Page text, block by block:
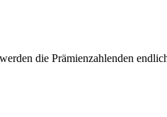
die Prämienzahlenden